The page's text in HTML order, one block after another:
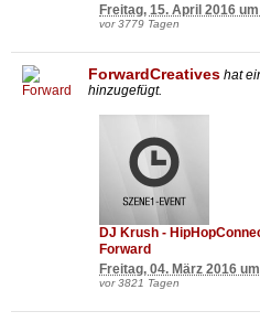
Freitag, 15. April 2016
vor 3779 Tagen
ForwardCreatives hat
hinzugefügt.
DJ Krush -
Forward
Freitag, 04. März 2016
vor 3821 Tagen